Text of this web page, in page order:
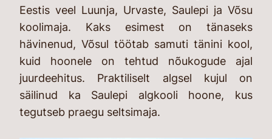
Eestis veel Luunja, Urvaste, Saulepi ja Võsu
koolimaja. Kaks esimest on tänaseks
hävinenud, Võsul töötab samuti tänini kool,
kuid hoonele on tehtud nõukogude ajal
juurdeehitus. Praktiliselt algsel kujul on
säilinud ka Saulepi algkooli hoone, kus
tegutseb praegu seltsimaja.